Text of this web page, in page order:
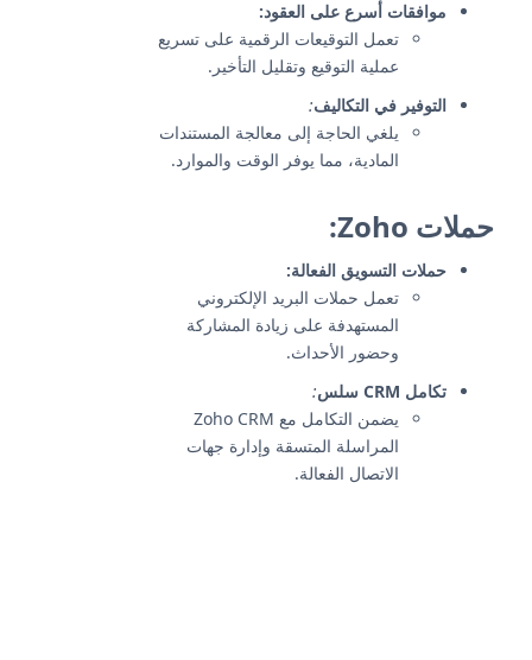
موافقات أسرع على العقود:
تعمل التوقيعات الرقمية على تسريع
عملية التوقيع وتقليل التأخير.
التوفير في التكاليف:
يلغي الحاجة إلى معالجة المستندات
المادية، مما يوفر الوقت والموارد.
حملات Zoho:
حملات التسويق الفعالة:
تعمل حملات البريد الإلكتروني
المستهدفة على زيادة المشاركة
وحضور الأحداث.
تكامل CRM سلس
:
يضمن التكامل مع Zoho CRM
المراسلة المتسقة وإدارة جهات
الاتصال الفعالة.